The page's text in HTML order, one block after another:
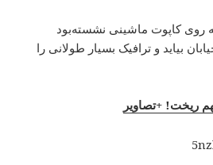
روی کاپوت ماشینی نشسته‌بود
بیاید و ترافیک بسیار طولانی‌ را
ریخت! +تصاویر